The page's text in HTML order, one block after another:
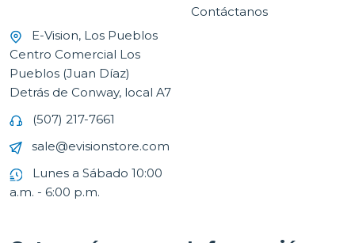
E-Vision, Los Pueblos
Centro Comercial Los
Pueblos (Juan Díaz)
Detrás de Conway, local A7
(507) 217-7661
sale@evisionstore.com
Lunes a Sábado 10:00
a.m. - 6:00 p.m.
Contáctanos